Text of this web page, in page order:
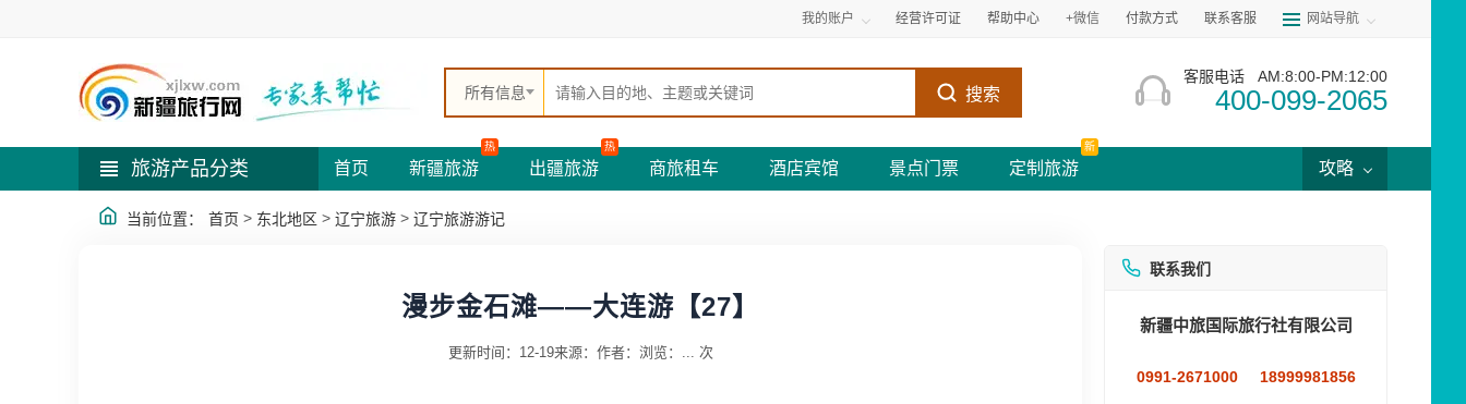
我的账户 经营许可证 帮助中心 +微信 付款方式 联系客服 网站导航
所有信息 搜索
客服电话 AM:8:00-PM:12:00
400-099-2065
旅游产品分类 首页 新疆旅游
热
出疆旅游
热
商旅租车 酒店宾馆 景点门票 定制旅游
新
攻略
当前位置： 首页 > 东北地区 > 辽宁旅游 > 辽宁旅游游记
漫步金石滩——大连游【27】
更新时间：12-19来源： 作者： 浏览： ... 次
联系我们
新疆中旅国际旅行社有限公司
0991-2671000 18999981856